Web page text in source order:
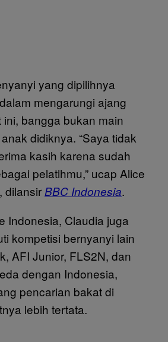
yang dipilihnya
mengarungi ajang
bangga bukan main
didiknya. “Saya tidak
kasih karena sudah
pelatihmu,” ucap Alice
dilansir BBC Indonesia.
Indonesia, Claudia juga
kompetisi bernyanyi lain
AFI Junior, FLS2N, dan
dengan Indonesia,
pencarian bakat di
lebih tertata.